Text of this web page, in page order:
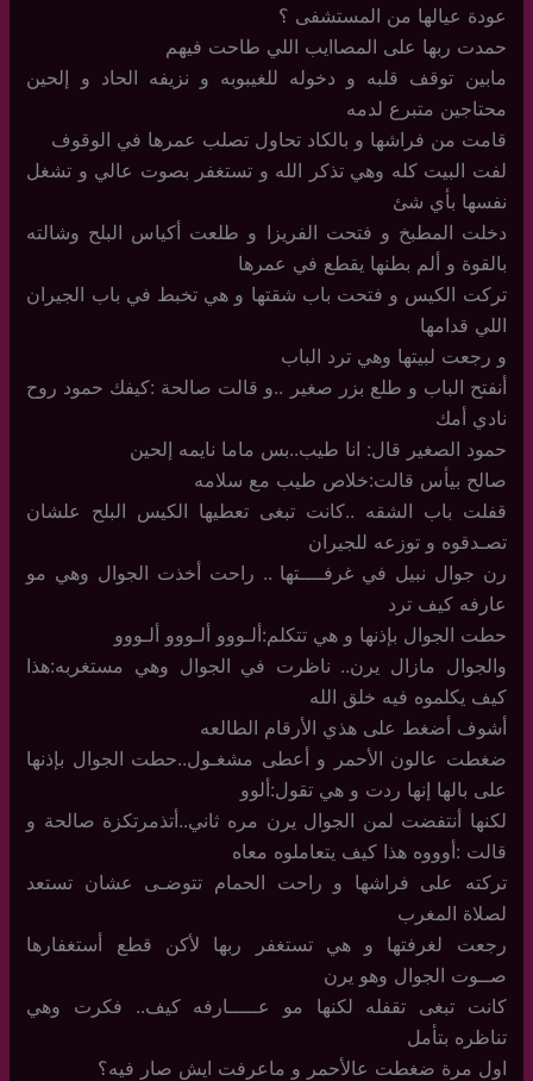
عودة عيالها من المستشفى ؟
حمدت ربها على المصاايب اللي طاحت فيهم
مابين توقف قلبه و دخوله للغيبوبه و نزيفه الحاد و إلحين
محتاجين متبرع لدمه
قامت من فراشها و بالكاد تحاول تصلب عمرها في الوقوف
لفت البيت كله وهي تذكر الله و تستغفر بصوت عالي و تشغل
نفسها بأي شئ
دخلت المطبخ و فتحت الفريزا و طلعت أكياس البلح وشالته
بالقوة و ألم بطنها يقطع في عمرها
تركت الكيس و فتحت باب شقتها و هي تخبط في باب الجيران
اللي قدامها
و رجعت لبيتها وهي ترد الباب
أنفتح الباب و طلع بزر صغير ..و قالت صالحة :كيفك حمود روح
نادي أمك
حمود الصغير قال: انا طيب..بس ماما نايمه إلحين
صالح بيأس قالت:خلاص طيب مع سلامه
قفلت باب الشقه ..كانت تبغى تعطيها الكيس البلح علشان
تصـدقوه و توزعه للجيران
رن جوال نبيل في غرفــــتها .. راحت أخذت الجوال وهي مو
عارفه كيف ترد
حطت الجوال بإذنها و هي تتكلم:ألـووو ألـووو ألـووو
والجوال مازال يرن.. ناظرت في الجوال وهي مستغربه:هذا
كيف يكلموه فيه خلق الله
أشوف أضغط على هذي الأرقام الطالعه
ضغطت عالون الأحمر و أعطى مشغـول..حطت الجوال بإذنها
على بالها إنها ردت و هي تقول:ألوو
لكنها أنتفضت لمن الجوال يرن مره ثاني..أتذمرتكزة صالحة و
قالت :أوووه هذا كيف يتعاملوه معاه
تركته على فراشها و راحت الحمام تتوضـى عشان تستعد
لصلاة المغرب
رجعت لغرفتها و هي تستغفر ربها لأكن قطع أستغفارها
صــوت الجوال وهو يرن
كانت تبغى تقفله لكنها مو عـــــارفه كيف.. فكرت وهي
تناظره بتأمل
اول مرة ضغطت عالأحمر و ماعرفت ايش صار فيه؟